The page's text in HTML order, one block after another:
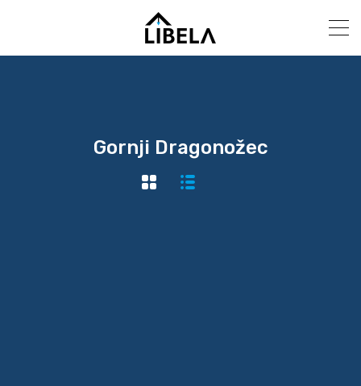
Gornji Dragonožec